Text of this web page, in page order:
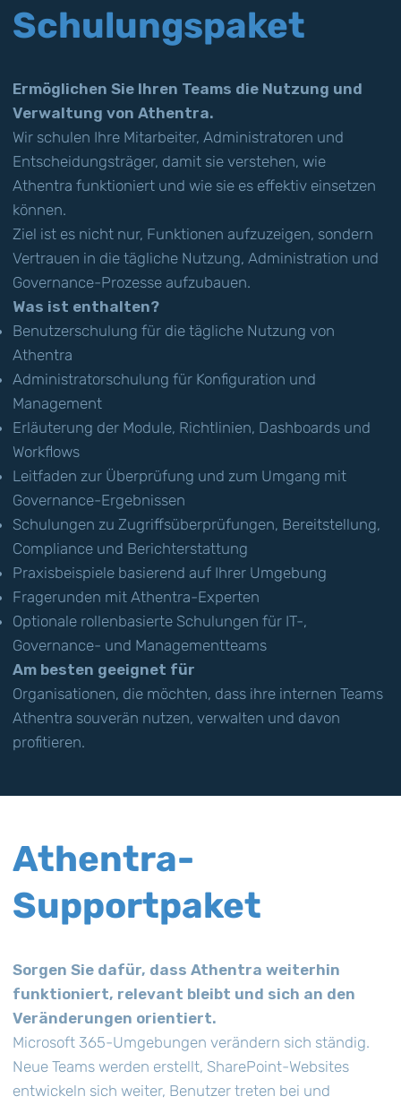
Schulungspaket
Ermöglichen Sie Ihren Teams die Nutzung und
Verwaltung von Athentra.
Wir schulen Ihre Mitarbeiter, Administratoren und
Entscheidungsträger, damit sie verstehen, wie
Athentra funktioniert und wie sie es effektiv einsetzen
können.
Ziel ist es nicht nur, Funktionen aufzuzeigen, sondern
Vertrauen in die tägliche Nutzung, Administration und
Governance-Prozesse aufzubauen.
Was ist enthalten?
Benutzerschulung für die tägliche Nutzung von
Athentra
Administratorschulung für Konfiguration und
Management
Erläuterung der Module, Richtlinien, Dashboards und
Workflows
Leitfaden zur Überprüfung und zum Umgang mit
Governance-Ergebnissen
Schulungen zu Zugriffsüberprüfungen, Bereitstellung,
Compliance und Berichterstattung
Praxisbeispiele basierend auf Ihrer Umgebung
Fragerunden mit Athentra-Experten
Optionale rollenbasierte Schulungen für IT-,
Governance- und Managementteams
Am besten geeignet für
Organisationen, die möchten, dass ihre internen Teams
Athentra souverän nutzen, verwalten und davon
profitieren.
Athentra-
Supportpaket
Sorgen Sie dafür, dass Athentra weiterhin
funktioniert, relevant bleibt und sich an den
Veränderungen orientiert.
Microsoft 365-Umgebungen verändern sich ständig.
Neue Teams werden erstellt, SharePoint-Websites
entwickeln sich weiter, Benutzer treten bei und